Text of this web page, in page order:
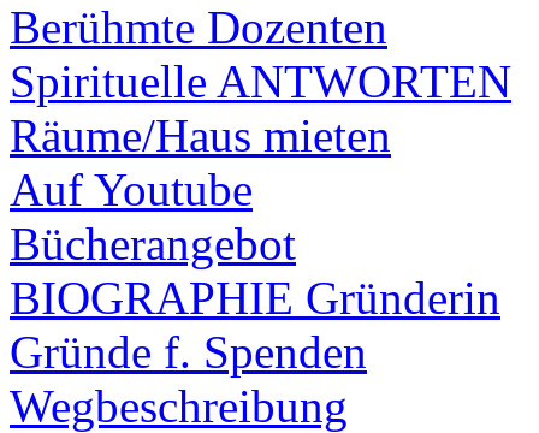
Berühmte Dozenten
Spirituelle ANTWORTEN
Räume/Haus mieten
Auf Youtube
Bücherangebot
BIOGRAPHIE Gründerin
Gründe f. Spenden
Wegbeschreibung